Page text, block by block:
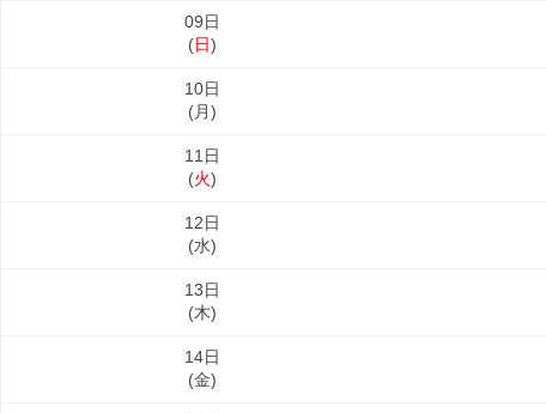
09日
(日)
10日
(月)
11日
(火)
12日
(水)
13日
(木)
14日
(金)